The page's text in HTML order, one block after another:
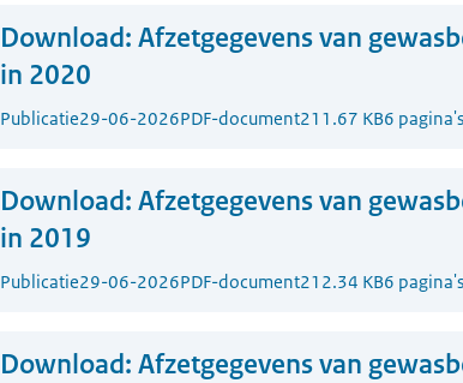
Download: Afzetgegevens van
in 2020
Publicatie29-06-2026PDF-document211.67 KB6 pagina's
Download: Afzetgegevens van
in 2019
Publicatie29-06-2026PDF-document212.34 KB6 pagina's
Download: Afzetgegevens van